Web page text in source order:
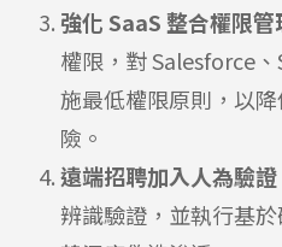
強化 SaaS 整合權限管
權限，對 Salesforce
施最低權限原則，以
險。
遠端招聘加入人為驗證
辨識驗證，並執行基